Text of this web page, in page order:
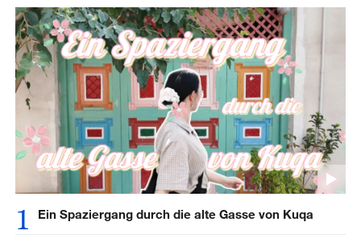
1 Ein Spaziergang durch die alte Gasse von Kuqa